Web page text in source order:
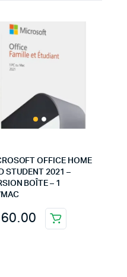
OFFICE HOME
STUDENT 2021 –
BOÎTE – 1